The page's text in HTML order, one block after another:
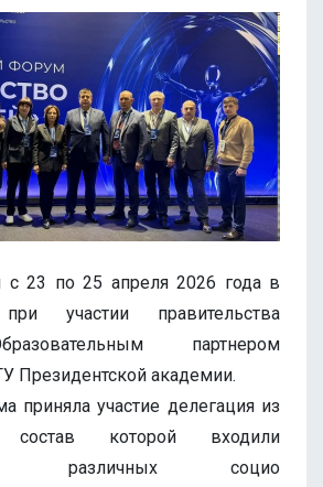
23 по 25 апреля 2026 года в
участии правительства
партнером
Президентской академии.
приняла участие делегация из
которой входили
различных социо